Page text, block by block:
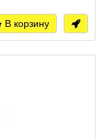
В корзину